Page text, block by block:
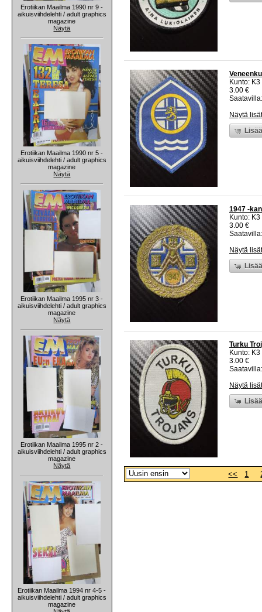
Erotiikan Maailma 1990 nr 9 -
aikuisviihdelehti / adult graphics
magazine
Näytä
Erotiikan Maailma 1990 nr 5 -
aikuisviihdelehti / adult graphics
magazine
Näytä
Erotiikan Maailma 1995 nr 3 -
aikuisviihdelehti / adult graphics
magazine
Näytä
Erotiikan Maailma 1995 nr 2 -
aikuisviihdelehti / adult graphics
magazine
Näytä
Erotiikan Maailma 1994 nr 4-5 -
aikuisviihdelehti / adult graphics
magazine
Kunto:
3.00 €
Näytä
1947 -
Kunto:
3.00 €
Näytä
Turku
Kunto:
3.00 €
Näytä
<< 1